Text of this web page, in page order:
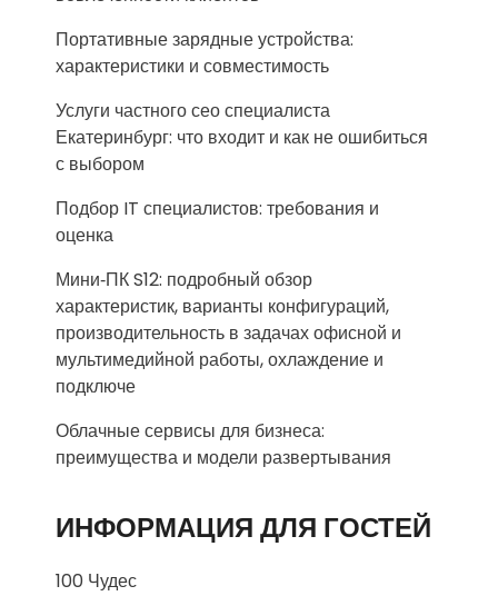
Портативные зарядные устройства:
характеристики и совместимость
Услуги частного сео специалиста
Екатеринбург: что входит и как не ошибиться
с выбором
Подбор IT специалистов: требования и
оценка
Мини‑ПК S12: подробный обзор
характеристик, варианты конфигураций,
производительность в задачах офисной и
мультимедийной работы, охлаждение и
подключе
Облачные сервисы для бизнеса:
преимущества и модели развертывания
ИНФОРМАЦИЯ ДЛЯ ГОСТЕЙ
100 Чудес